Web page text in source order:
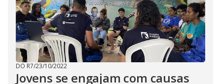
DO R7/23/10/2022
Jovens se engajam com causas